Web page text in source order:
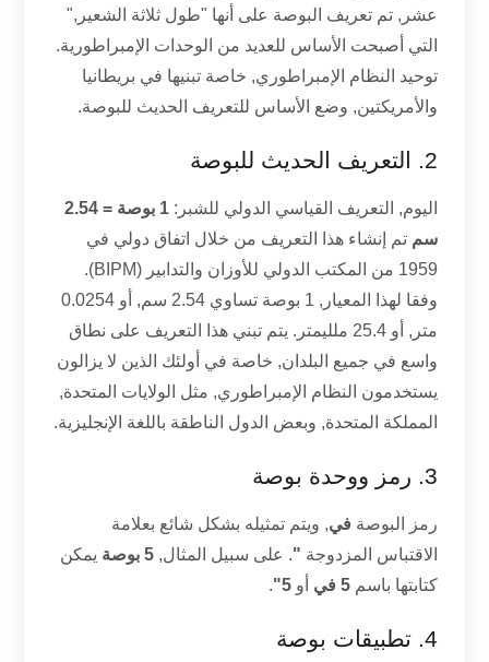
عشر, تم تعريف البوصة على أنها "طول ثلاثة الشعير,"
التي أصبحت الأساس للعديد من الوحدات الإمبراطورية.
توحيد النظام الإمبراطوري, خاصة تبنيها في بريطانيا
والأمريكتين, وضع الأساس للتعريف الحديث للبوصة.
2. التعريف الحديث للبوصة
اليوم, التعريف القياسي الدولي للشبر:
1 بوصة = 2.54
سم تم إنشاء هذا التعريف من خلال اتفاق دولي في
1959 من المكتب الدولي للأوزان والتدابير (BIPM).
وفقا لهذا المعيار, 1 بوصة تساوي 2.54 سم, أو 0.0254
متر, أو 25.4 ملليمتر. يتم تبني هذا التعريف على نطاق
واسع في جميع البلدان, خاصة في أولئك الذين لا يزالون
يستخدمون النظام الإمبراطوري, مثل الولايات المتحدة,
المملكة المتحدة, وبعض الدول الناطقة باللغة الإنجليزية.
3. رمز ووحدة بوصة
رمز البوصة في, ويتم تمثيله بشكل شائع بعلامة
الاقتباس المزدوجة ". على سبيل المثال,5 بوصة
يمكن
كتابتها باسم5 في أو5"
.
4. تطبيقات بوصة